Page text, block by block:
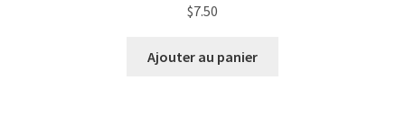
$7.50
Ajouter au panier